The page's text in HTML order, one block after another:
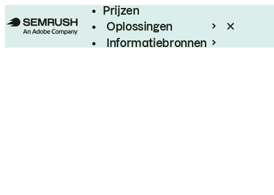
Prijzen
Oplossingen
Informatiebronnen